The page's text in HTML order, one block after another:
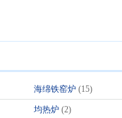
海绵铁窑炉 (15)
均热炉 (2)